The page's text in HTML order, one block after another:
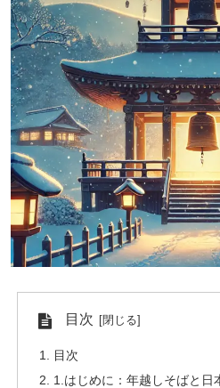
目次
目次
1.はじめに：年越しそばと日